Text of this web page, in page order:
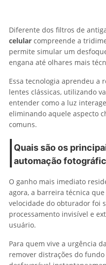
Diferente dos filtros de
celular compreende a
permite simular um
engana até olhares mais
Essa tecnologia aprendeu a
lentes clássicas, utilizando
entender como a luz
eliminando aquele aspecto
comuns.
Quais são os
automação
O ganho mais imediato
agora, a barreira técnica
velocidade do obturador foi
processamento invisível e
usuário.
Para quem vive a urgência
remover distrações do